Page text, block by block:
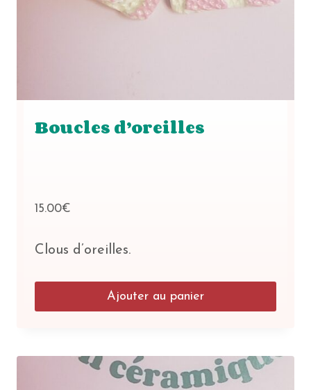
Boucles d’oreilles
15.00€
Clous d’oreilles.
Ajouter au panier